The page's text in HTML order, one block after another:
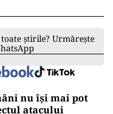
știrile? Urmărește
nu își mai pot
atacului